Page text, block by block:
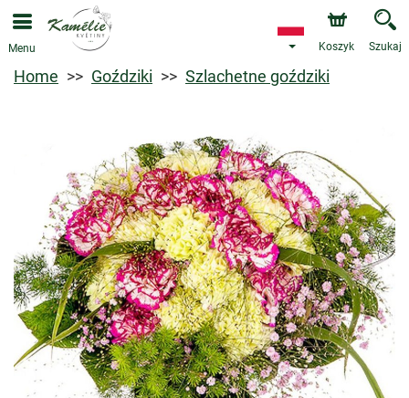
Menu Koszyk Szukaj
Home Goździki Szlachetne goździki